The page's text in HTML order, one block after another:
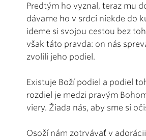
Predtým ho vyznal, teraz mu
dávame ho v srdci niekde do
ideme si svojou cestou bez
však táto pravda: on nás
zvolili jeho podiel.
Existuje Boží podiel a podiel
rozdiel je medzi pravým
viery. Žiada nás, aby sme si
Osoží nám zotrvávať v